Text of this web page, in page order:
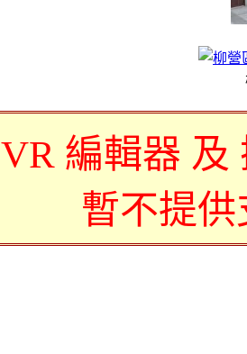
VR 編輯器 及
暫不提